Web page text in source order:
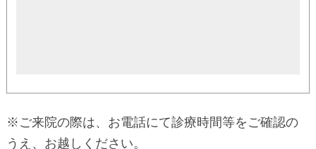
※ご来院の際は、お電話にて診療時間等をご確認の
うえ、お越しください。